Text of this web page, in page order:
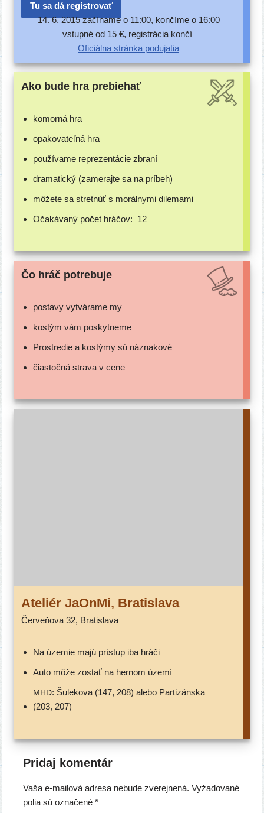
Tu sa dá registrovať
14. 6. 2015 začí­na­me o 11:00, kon­čí­me o 16:00
vstup­né od 15 €, regis­trá­cia končí
Oficiálna strán­ka podujatia
Ako bude hra prebiehať
komor­ná hra
opa­ko­va­teľ­ná hra
pou­ží­va­me repre­zen­tá­cie zbraní
dra­ma­tic­ký (zame­raj­te sa na príbeh)
môže­te sa stret­núť s morál­ny­mi dilemami
Očakávaný počet hráčov: 12
Čo hráč potrebuje
posta­vy vytvá­ra­me my
kos­tým vám poskytneme
Prostredie a kos­tý­my sú náznakové
čias­toč­ná stra­va v cene
Ateliér JaOnMi, Bratislava
Červeňova 32, Bratislava
na úze­mie majú prí­stup iba hráči
auto môže zostať na her­nom území
MHD: Šulekova (147, 208) ale­bo Partizánska
(203, 207)
Pridaj komentár
Vaša e-mailová adresa nebude zverejnená. Vyžadované
polia sú označené*